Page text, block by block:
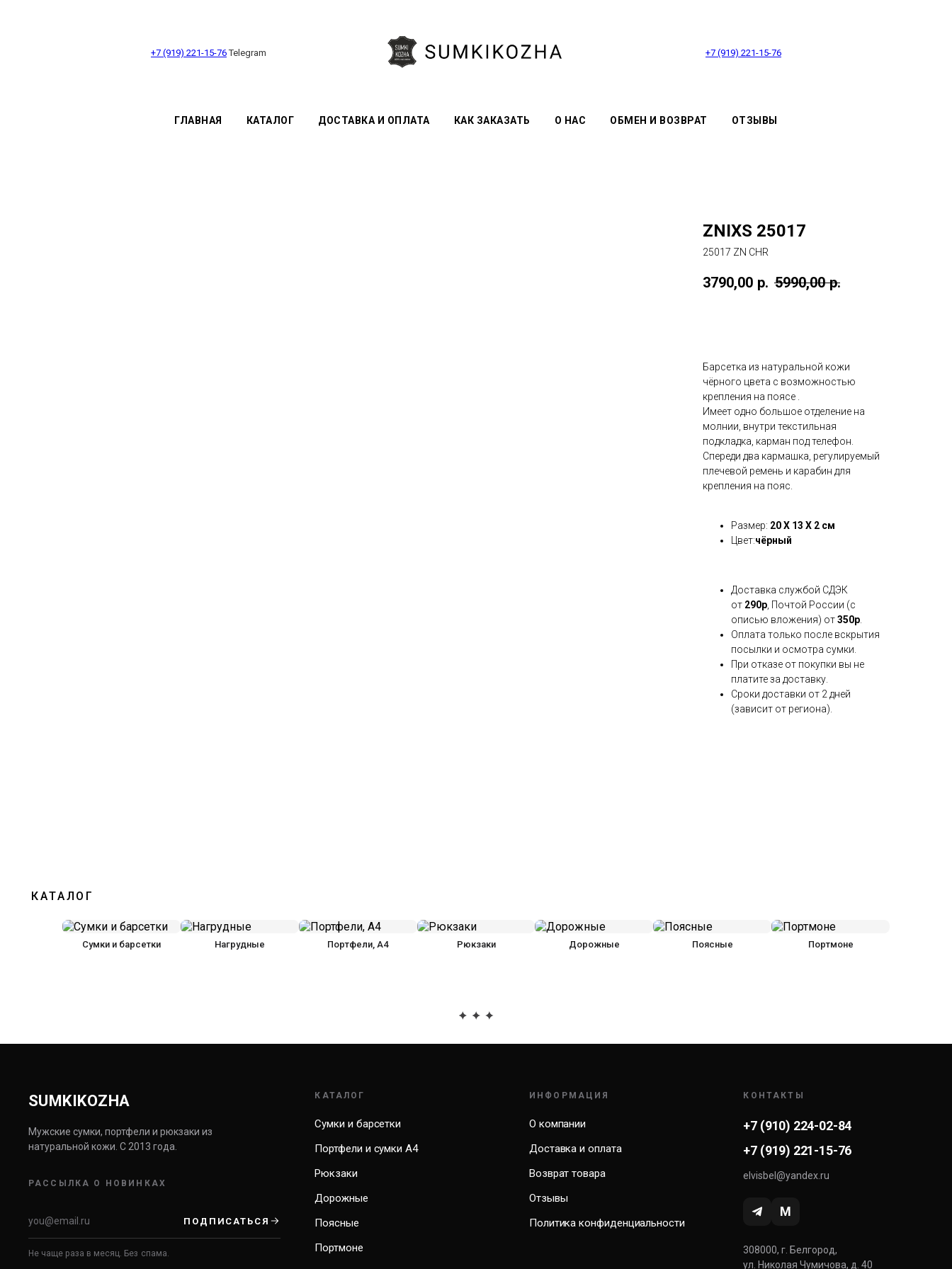
+7 (919) 221-15-76Telegram +7 (919) 221-15-76
ГЛАВНАЯ КАТАЛОГ ДОСТАВКА И ОПЛАТА КАК ЗАКАЗАТЬ О НАС ОБМЕН И ВОЗВРАТ ОТЗЫВЫ
ZNIXS 25017
25017 ZN CHR
3790,00 р. 5990,00 р.
Барсетка из натуральной кожи
чёрного цвета с возможностью
крепления на поясе .
Имеет одно большое отделение на
молнии, внутри текстильная
подкладка, карман под телефон.
Спереди два кармашка, регулируемый
плечевой ремень и карабин для
крепления на пояс.
Размер: 20 X 13 X 2 см
Цвет:чёрный
Доставка службой СДЭК
от 290р, Почтой России (с
описью вложения) от350р.
Оплата только после вскрытия
посылки и осмотра сумки.
При отказе от покупки вы не
платите за доставку.
Сроки доставки от 2 дней
(зависит от региона).
КАТАЛОГ
Сумки и барсетки Нагрудные Портфели, А4 Рюкзаки Дорожные Поясные Портмоне
SUMKIKOZHA
Мужские сумки, портфели и рюкзаки из
натуральной кожи. С 2013 года.
РАССЫЛКА О НОВИНКАХ
ПОДПИСАТЬСЯ
Не чаще раза в месяц. Без спама.
КАТАЛОГ
Сумки и барсетки
Портфели и сумки А4
Рюкзаки
Дорожные
Поясные
Портмоне
ИНФОРМАЦИЯ
О компании
Доставка и оплата
Возврат товара
Отзывы
Политика конфиденциальности
КОНТАКТЫ
+7 (910) 224-02-84
+7 (919) 221-15-76
elvisbel@yandex.ru
M
308000, г. Белгород,
ул. Николая Чумичова, д. 40